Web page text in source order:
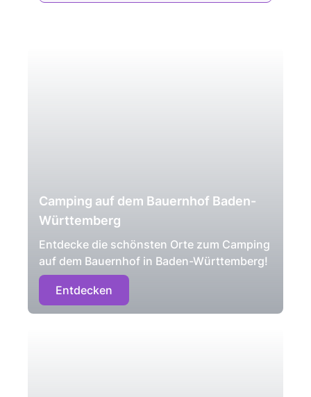
Camping auf dem Bauernhof Baden-
Württemberg
Entdecke die schönsten Orte zum Camping
auf dem Bauernhof in Baden-Württemberg!
Entdecken